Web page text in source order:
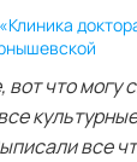
что могу
все